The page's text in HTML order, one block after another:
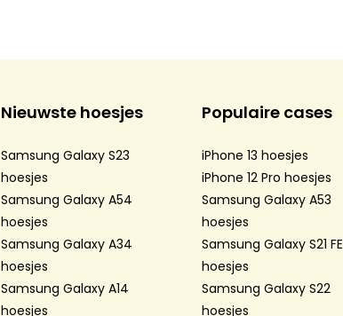
Nieuwste hoesjes
Samsung Galaxy S23
hoesjes
Samsung Galaxy A54
hoesjes
Samsung Galaxy A34
hoesjes
Samsung Galaxy A14
hoesjes
Populaire cases
iPhone 13 hoesjes
iPhone 12 Pro hoesjes
Samsung Galaxy A53
hoesjes
Samsung Galaxy S21 FE
hoesjes
Samsung Galaxy S22
hoesjes